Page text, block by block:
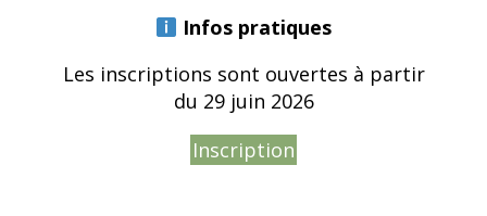
Infos pratiques
Les inscriptions sont ouvertes à partir
du 29 juin 2026
Inscription